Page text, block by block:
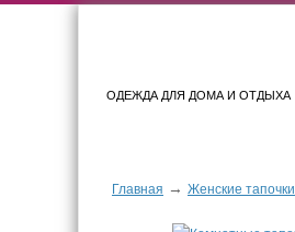
ОДЕЖДА ДЛЯ ДОМА И ОТДЫХА
Главная → Женские тапочки